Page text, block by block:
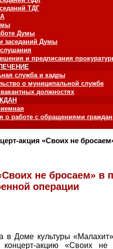
ТДГ
Думы
заседаний Думы
и предписания
служба и кадры
о муниципальной службе
должностях
о работе с обращениями граждан
акция «Своих не
не бросаем»
операции
в Доме культуры
концерт-акцию «Своих